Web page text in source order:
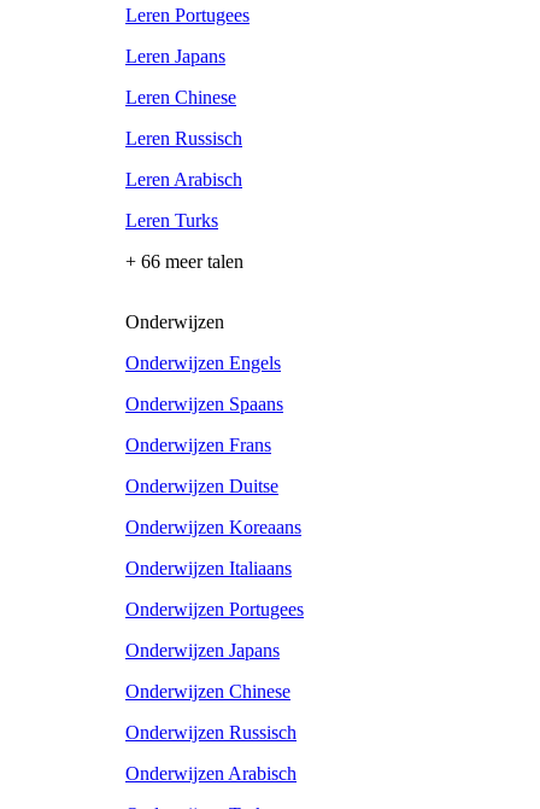
Leren Portugees
Leren Japans
Leren Chinese
Leren Russisch
Leren Arabisch
Leren Turks
+ 66 meer talen
Onderwijzen
Onderwijzen Engels
Onderwijzen Spaans
Onderwijzen Frans
Onderwijzen Duitse
Onderwijzen Koreaans
Onderwijzen Italiaans
Onderwijzen Portugees
Onderwijzen Japans
Onderwijzen Chinese
Onderwijzen Russisch
Onderwijzen Arabisch